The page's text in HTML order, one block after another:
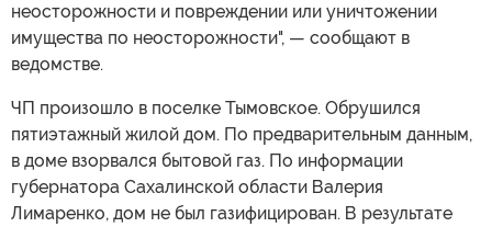
неосторожности и повреждении или уничтожении
имущества по неосторожности", — сообщают в
ведомстве.
ЧП произошло в поселке Тымовское. Обрушился
пятиэтажный жилой дом. По предварительным данным,
в доме взорвался бытовой газ. По информации
губернатора Сахалинской области Валерия
Лимаренко, дом не был газифицирован. В результате